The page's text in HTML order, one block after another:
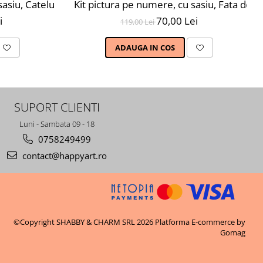
nivel avansat, MG2432
Catelus la moda, 20X30 cm, 23 culori, nivel avansat,
Kit pictura pe numere, cu sasiu, Fata de
119,00 Lei70,00 Lei
ADAUGA IN COS
SUPORT CLIENTI
Luni - Sambata 09 - 18
0758249499
contact@happyart.ro
©Copyright SHABBY & CHARM SRL 2026 Platforma E-commerce by
Gomag